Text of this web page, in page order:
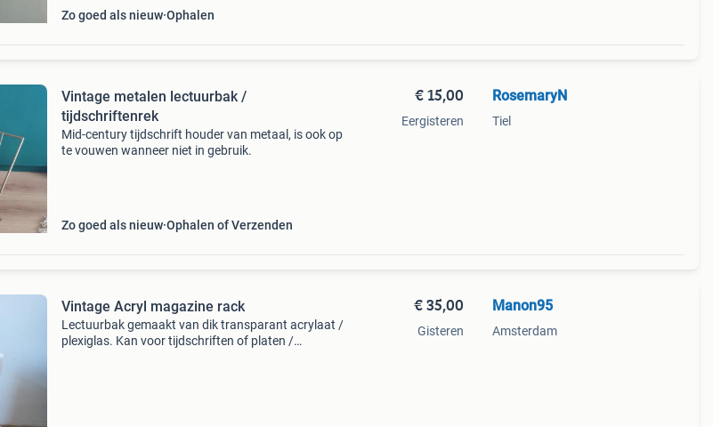
Zo goed als nieuw Ophalen
Vintage metalen lectuurbak /
tijdschriftenrek
Mid-century tijdschrift houder van metaal, is ook op
te vouwen wanneer niet in gebruik.
Zo goed als nieuw Ophalen of Verzenden
€ 15,00
Eergisteren
RosemaryN
Tiel
Vintage Acryl magazine rack
Lectuurbak gemaakt van dik transparant acrylaat /
plexiglas. Kan voor tijdschriften of platen /
€ 35,00
Gisteren
Manon95
Amsterdam